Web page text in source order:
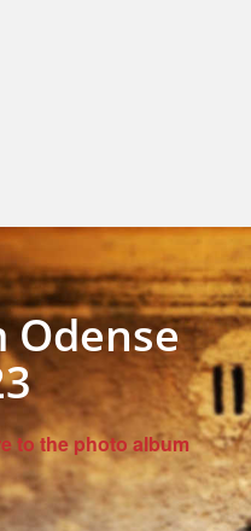
Odense
to the photo album